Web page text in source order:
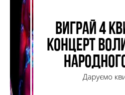
Виграй 4
концерт
Даруємо